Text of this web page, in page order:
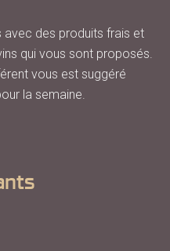
des produits frais et
qui vous sont proposés.
vous est suggéré
la semaine.